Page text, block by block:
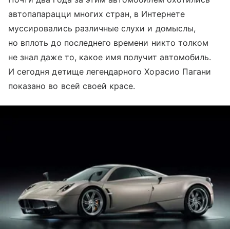
автопапарацци многих стран, в Интернете
муссировались различные слухи и домыслы,
но вплоть до последнего времени никто толком
не знал даже то, какое имя получит автомобиль.
И сегодня детище легендарного Хорасио Пагани
показано во всей своей красе.